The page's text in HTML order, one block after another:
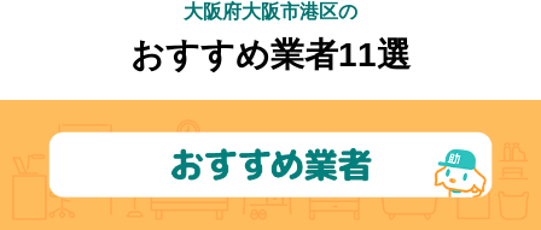
大阪府大阪市港区の
おすすめ業者11選